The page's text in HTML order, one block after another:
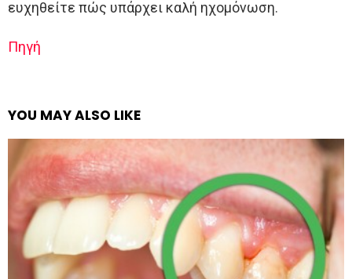
ευχηθείτε πώς υπάρχει καλή ηχομόνωση.
Πηγή
YOU MAY ALSO LIKE